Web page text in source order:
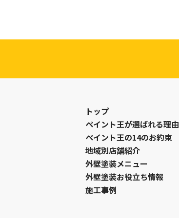
トップ
ペイント王が選ばれる理由
ペイント王の14のお約束
地域別店舗紹介
外壁塗装メニュー
外壁塗装お役立ち情報
施工事例